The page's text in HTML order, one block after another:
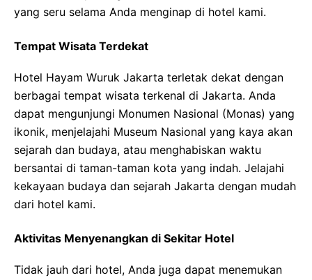
yang seru selama Anda menginap di hotel kami.
Tempat Wisata Terdekat
Hotel Hayam Wuruk Jakarta terletak dekat dengan
berbagai tempat wisata terkenal di Jakarta. Anda
dapat mengunjungi Monumen Nasional (Monas) yang
ikonik, menjelajahi Museum Nasional yang kaya akan
sejarah dan budaya, atau menghabiskan waktu
bersantai di taman-taman kota yang indah. Jelajahi
kekayaan budaya dan sejarah Jakarta dengan mudah
dari hotel kami.
Aktivitas Menyenangkan di Sekitar Hotel
Tidak jauh dari hotel, Anda juga dapat menemukan